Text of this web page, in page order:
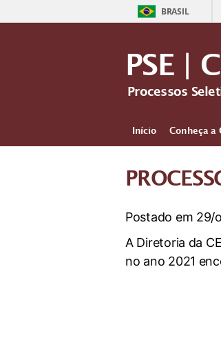
BRASIL
PSE |
Processos
Início Conheça a
Postado em 29/
A Diretoria da
no ano 2021